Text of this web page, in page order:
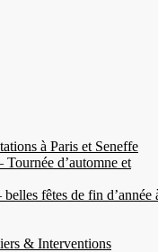
à Paris et Seneffe
d’automne et
fêtes de fin d’année
& Interventions